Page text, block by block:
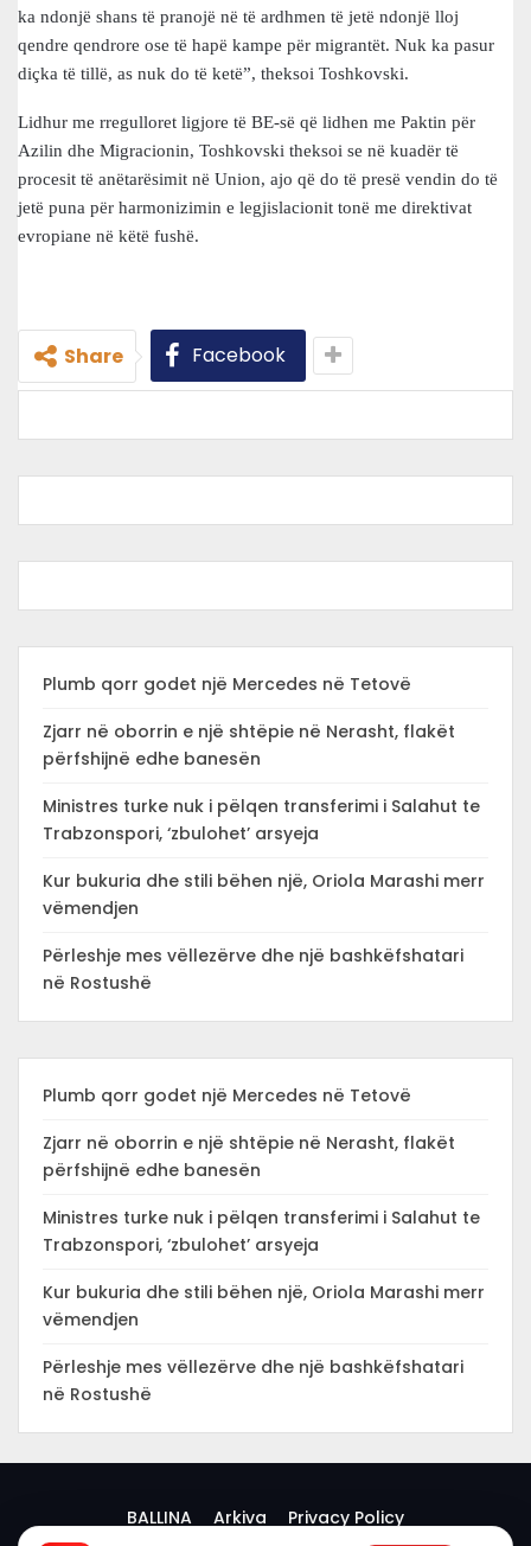
ka ndonjë shans të pranojë në të ardhmen të jetë ndonjë lloj
qendre qendrore ose të hapë kampe për migrantët. Nuk ka pasur
diçka të tillë, as nuk do të ketë”, theksoi Toshkovski.
Lidhur me rregulloret ligjore të BE-së që lidhen me Paktin për
Azilin dhe Migracionin, Toshkovski theksoi se në kuadër të
procesit të anëtarësimit në Union, ajo që do të presë vendin do të
jetë puna për harmonizimin e legjislacionit tonë me direktivat
evropiane në këtë fushë.
Share Facebook
Plumb qorr godet një Mercedes në Tetovë
Zjarr në oborrin e një shtëpie në Nerasht, flakët
përfshijnë edhe banesën
Ministres turke nuk i pëlqen transferimi i Salahut te
Trabzonspori, ‘zbulohet’ arsyeja
Kur bukuria dhe stili bëhen një, Oriola Marashi merr
vëmendjen
Përleshje mes vëllezërve dhe një bashkëfshatari
në Rostushë
Plumb qorr godet një Mercedes në Tetovë
Zjarr në oborrin e një shtëpie në Nerasht, flakët
përfshijnë edhe banesën
Ministres turke nuk i pëlqen transferimi i Salahut te
Trabzonspori, ‘zbulohet’ arsyeja
Kur bukuria dhe stili bëhen një, Oriola Marashi merr
vëmendjen
Përleshje mes vëllezërve dhe një bashkëfshatari
në Rostushë
BALLINA Arkiva Privacy Policy